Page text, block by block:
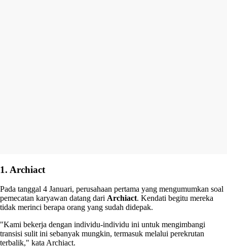
1. Archiact
Pada tanggal 4 Januari, perusahaan pertama yang mengumumkan soal
pemecatan karyawan datang dari Archiact. Kendati begitu mereka
tidak merinci berapa orang yang sudah didepak.
"Kami bekerja dengan individu-individu ini untuk mengimbangi
transisi sulit ini sebanyak mungkin, termasuk melalui perekrutan
terbalik," kata Archiact.